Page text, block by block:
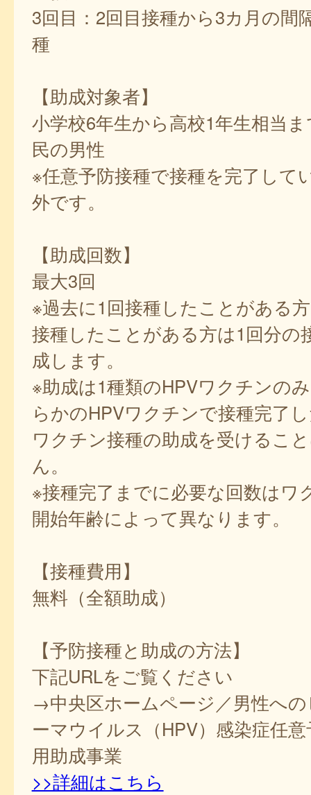
3回目：2回目接種から3カ月の間
種
【助成対象者】
小学校6年生から高校1年生相当
民の男性
※任意予防接種で接種を完了して
外です。
【助成回数】
最大3回
※過去に1回接種したことがある
接種したことがある方は1回分の
成します。
※助成は1種類のHPVワクチンの
らかのHPVワクチンで接種完了
ワクチン接種の助成を受けるこ
ん。
※接種完了までに必要な回数はワ
開始年齢によって異なります。
【接種費用】
無料（全額助成）
【予防接種と助成の方法】
下記URLをご覧ください
→中央区ホームページ／男性へ
ーマウイルス（HPV）感染症任
用助成事業
>>詳細はこちら